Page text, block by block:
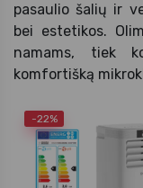
pasaulio šalių ir
bei estetikos.
namams, tiek
komfortišką
-22%